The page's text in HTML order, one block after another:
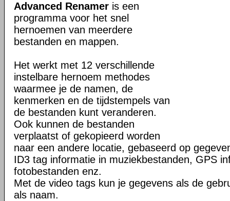
Advanced Renamer is een
programma voor het snel
hernoemen van meerdere
bestanden en mappen.
Het werkt met 12 verschillende
instelbare hernoem methodes
waarmee je de namen, de
kenmerken en de tijdstempels van
de bestanden kunt veranderen.
Ook kunnen de bestanden
verplaatst of gekopieerd worden
naar een andere locatie, gebaseerd op
ID3 tag informatie in muziekbestanden, GPS
fotobestanden enz.
Met de video tags kun je gegevens als de
als naam.